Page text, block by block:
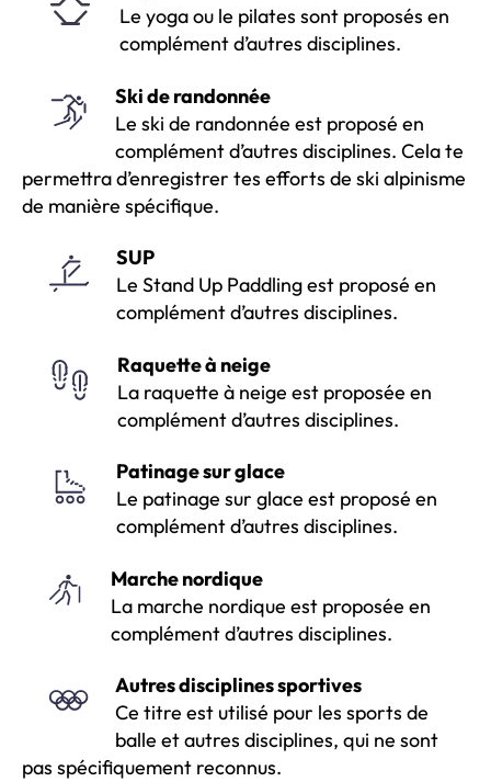
Le yoga ou le pilates sont proposés en
complément d’autres disciplines.
Ski de randonnée
Le ski de randonnée est proposé en
complément d’autres disciplines. Cela te
permettra d’enregistrer tes efforts de ski alpinisme
de manière spécifique.
SUP
Le Stand Up Paddling est proposé en
complément d’autres disciplines.
Raquette à neige
La raquette à neige est proposée en
complément d’autres disciplines.
Patinage sur glace
Le patinage sur glace est proposé en
complément d’autres disciplines.
Marche nordique
La marche nordique est proposée en
complément d’autres disciplines.
Autres disciplines sportives
Ce titre est utilisé pour les sports de
balle et autres disciplines, qui ne sont
pas spécifiquement reconnus.